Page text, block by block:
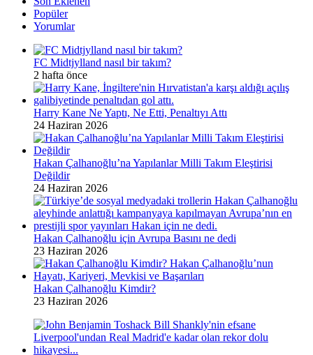
Popüler
Yorumlar
FC Midtjylland nasıl bir takım?
2 hafta önce
Harry Kane Ne Yaptı, Ne Etti, Penaltıyı Attı
24 Haziran 2026
Hakan Çalhanoğlu’na Yapılanlar Milli Takım Eleştirisi
Değildir
24 Haziran 2026
Hakan Çalhanoğlu için Avrupa Basını ne dedi
23 Haziran 2026
Hakan Çalhanoğlu Kimdir?
23 Haziran 2026